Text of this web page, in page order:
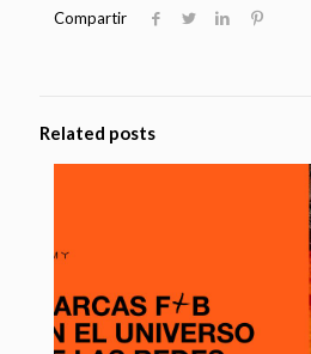
Compartir
Related posts